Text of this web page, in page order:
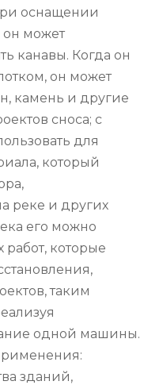
оснащении
может
канавы. Когда он
он может
камень и другие
сноса; с
для
который
реке и других
его можно
работ, которые
таким
одной машины.
зданий,